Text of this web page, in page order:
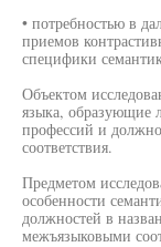
• потребностью в
приемов
специфики
Объектом
языка, образующие
профессий и
соответствия.
Предметом
особенности
должностей в
межъязыковыми